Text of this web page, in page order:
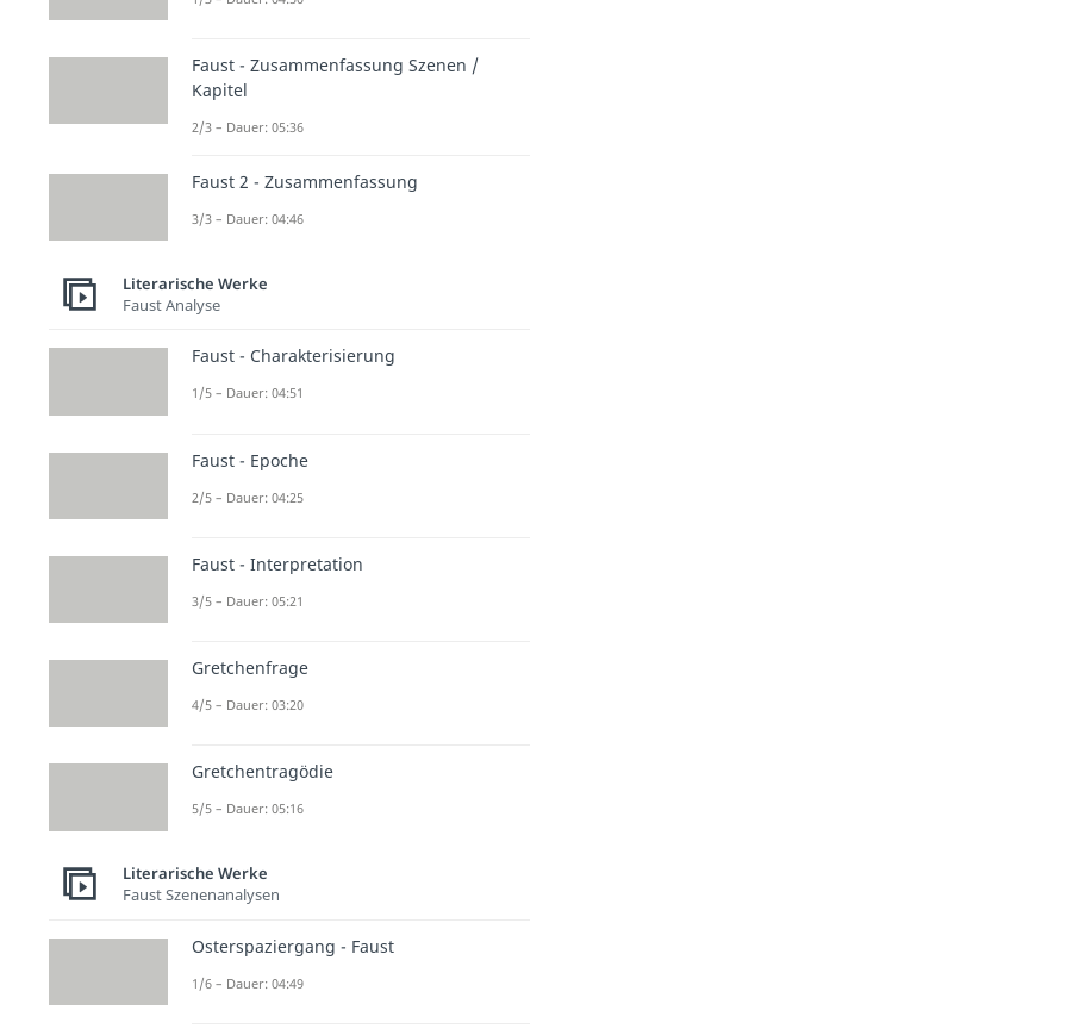
Faust - Zusammenfassung Szenen /
Kapitel
2/3 – Dauer: 05:36
Faust 2 - Zusammenfassung
3/3 – Dauer: 04:46
Literarische Werke
Faust Analyse
Faust - Charakterisierung
1/5 – Dauer: 04:51
Faust - Epoche
2/5 – Dauer: 04:25
Faust - Interpretation
3/5 – Dauer: 05:21
Gretchenfrage
4/5 – Dauer: 03:20
Gretchentragödie
5/5 – Dauer: 05:16
Literarische Werke
Faust Szenenanalysen
Osterspaziergang - Faust
1/6 – Dauer: 04:49